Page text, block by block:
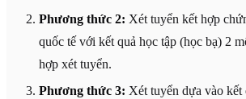
Phương thức 2: Xét tuyển kết hợp
quốc tế với kết quả học tập (học bạ) 2
hợp xét tuyển.
Phương thức 3: Xét tuyển dựa vào